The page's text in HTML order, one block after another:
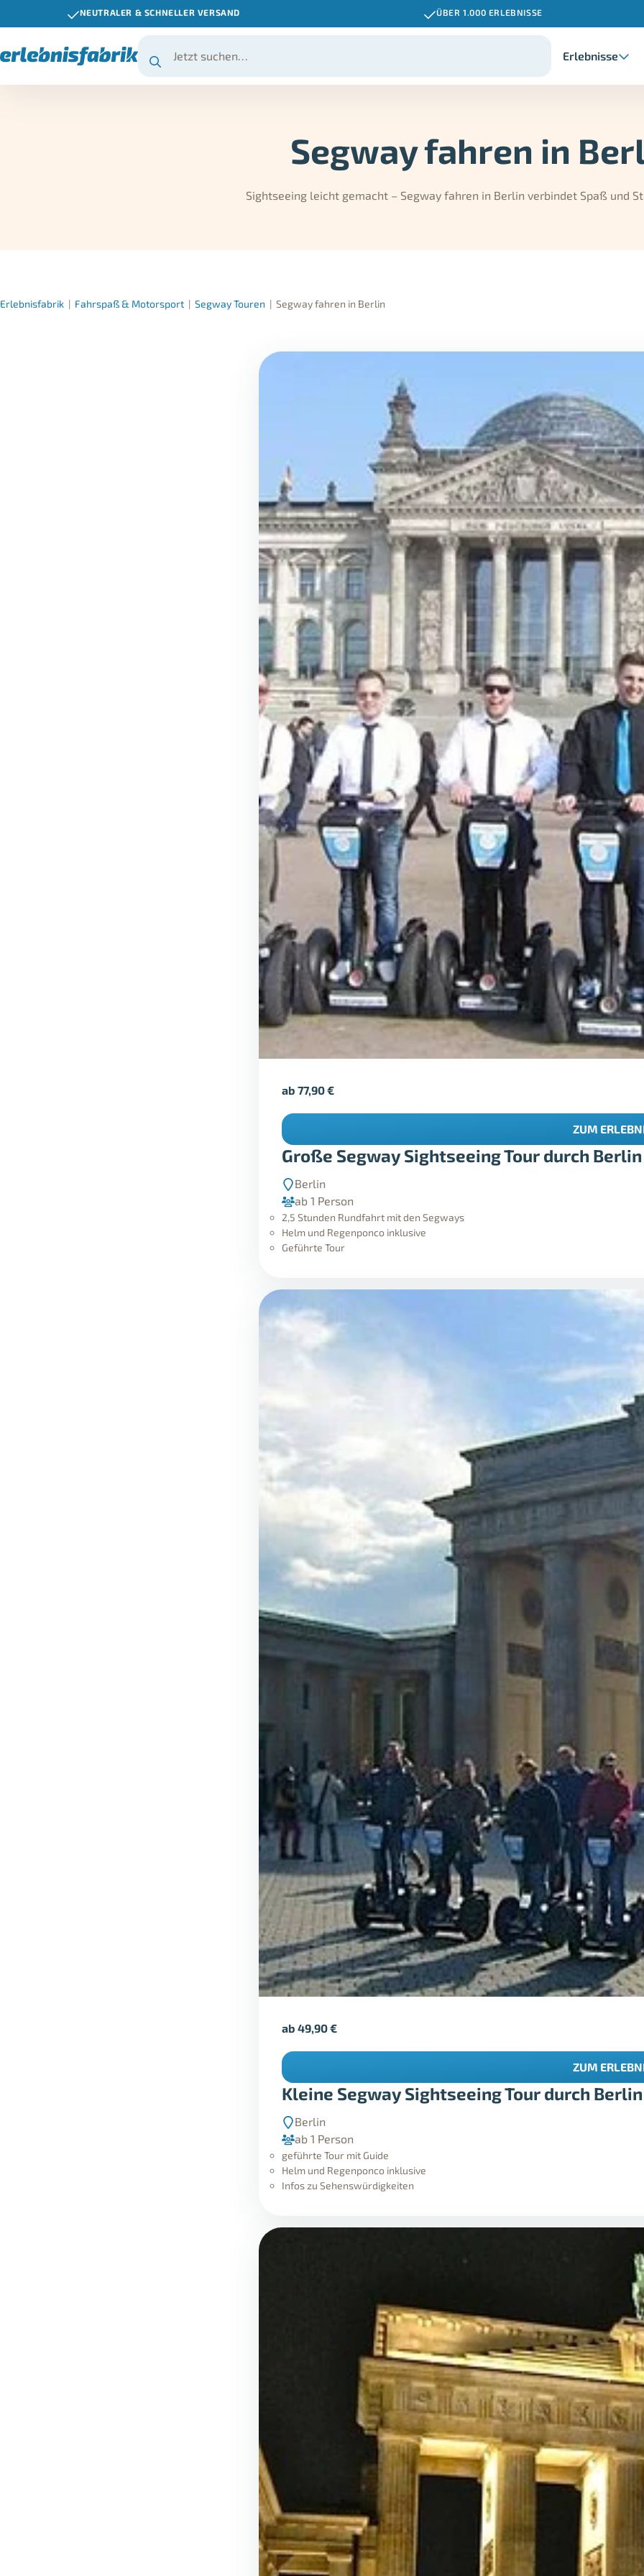
NEUTRALER & SCHNELLER VERSAND ÜBER 1.000 ERLEBNISSE
Erlebnisse
Segway fahren in
Sightseeing leicht gemacht – Segway fahren in Berlin verbindet Spaß und
Erlebnisfabrik | Fahrspaß & Motorsport | Segway Touren | Segway fahren in Berlin
Große Segway Sightseeing Tour durch Berlin
Berlin
ab 1 Person
2,5 Stunden Rundfahrt mit den Segways
Helm und Regenponco inklusive
Geführte Tour
ab 77,90€
ZUM
Kleine Segway Sightseeing Tour durch Berlin
Berlin
ab 1 Person
geführte Tour mit Guide
Helm und Regenponco inklusive
Infos zu Sehenswürdigkeiten
ab 49,90€
ZUM